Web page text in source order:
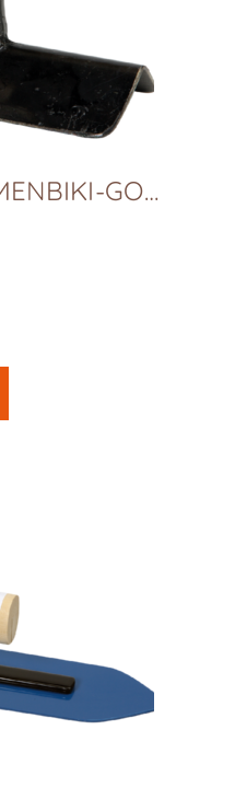
Gratkelle rund MENBIKI-GOTE UCHIMARO, R6